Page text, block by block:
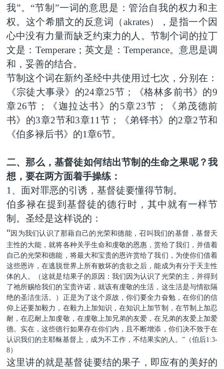
我”。“节制”一词的意思是：管治自我的权力和主
权。这个希腊文的反意词（akrates），是指一个因
心中没有力量而缺乏约束力的人。节制个词的拉丁
文是：Temperare；英文是：Temperance。意思是调
和，妥善的结合。
节制这个词在新约圣经中共使用过七次，分别在：
《宗徒大事录》的24章25节；《格林多前书》的9
章26节；《迦拉达书》的5章23节；《弟茂德前
书》的3章2节和3章11节；《弟铎书》的2章2节和
《伯多禄后书》的1章6节。
二、那么，基督徒如何结出节制的生命之果呢？我
想，要在两方面着手操练：
1、面对罪恶的引诱，基督徒要懂得节制。
伯多禄在提到基督徒的德行时，其中就有一样节
制。圣经是这样说的：
“因为我们认识了那藉自己的光荣和德能，召叫我们的基督，基督天
主性的大能，就将各种关乎生命和虔敬的恩惠，赏给了我们，并借着
自己的光荣和德能，将最大和宝贵的恩许赏给了我们，为使你们借着
这些恩许，在逃脱世界上所有败坏的贪欲之后，能成为有分于天主性
体的人。（这就是结果子的原因：我们因为认识了光荣的主，并得到
了祂所赐给我们的宝贵许诺，就该有虔敬的生活，这生活是与情欲隔
绝的圣洁生活。）正是为了这个原故，你们要全力奋勉，在你们的信
仰上还要加毅力，在毅力上加知识，在知识上加节制，在节制上加忍
耐，在忍耐上加虔敬，在虔敬上加兄弟的友爱，在兄弟的友爱上加爱
德。实在，这些德行如果存在你们内，且不断增添，你们决不致于在
认识我们的主耶稣基督上，成为不工作，不结果实的人。”（伯后1:3-
8）
这里讲的就是基督徒要结的果子，即应有的美好的